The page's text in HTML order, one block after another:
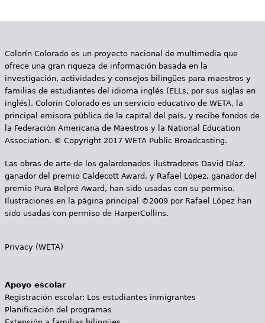
Colorín Colorado es un proyecto nacional de multimedia que
ofrece una gran riqueza de información basada en la
investigación, actividades y consejos bilingües para maestros y
familias de estudiantes del idioma inglés (ELLs, por sus siglas en
inglés). Colorín Colorado es un servicio educativo de WETA, la
principal emisora pública de la capital del país, y recibe fondos de
la Federación Americana de Maestros y la National Education
Association. © Copyright 2017 WETA Public Broadcasting.
Las obras de arte de los galardonados ilustradores David Díaz,
ganador del premio Caldecott Award, y Rafael López, ganador del
premio Pura Belpré Award, han sido usadas con su permiso.
Ilustraciones en la página principal ©2009 por Rafael López han
sido usadas con permiso de HarperCollins.
Privacy (WETA)
Apoyo escolar
Registración escolar: Los estudiantes inmigrantes
Planificación del programas